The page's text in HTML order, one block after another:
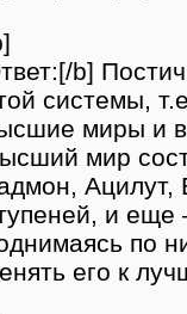
b]
системы,
миры и
мир
Ацилут,
и еще
по
его к